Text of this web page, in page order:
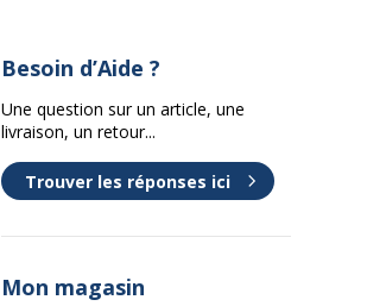
Besoin d’Aide ?
Une question sur un article, une
livraison, un retour...
Trouver les réponses ici
Mon magasin